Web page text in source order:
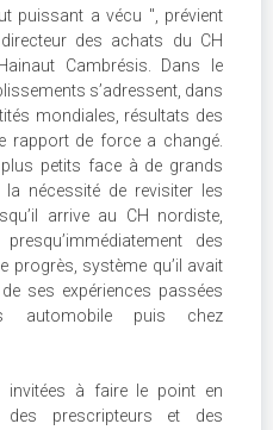
puissant a vécu ", prévient
des achats du CH
Cambrésis. Dans le
s’adressent, dans
mondiales, résultats des
rapport de force a changé.
petits face à de grands
la nécessité de revisiter les
arrive au CH nordiste,
des
progrès, système qu’il avait
ses expériences passées
automobile puis chez
invitées à faire le point en
des prescripteurs et des